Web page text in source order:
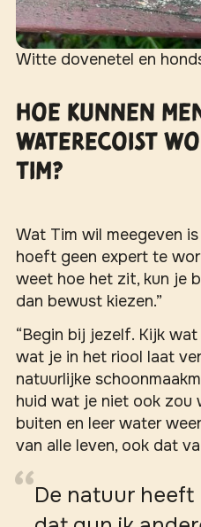
Witte dovenetel en
Hoe kunnen
WaterECOIST
Tim?
Wat Tim wil meegeven
hoeft geen expert te
weet hoe het zit, kun je
dan bewust kiezen.”
“Begin bij jezelf. Kijk
wat je in het riool laat
natuurlijke
huid wat je niet ook zou
buiten en leer water
van alle leven, ook dat
De natuur heeft